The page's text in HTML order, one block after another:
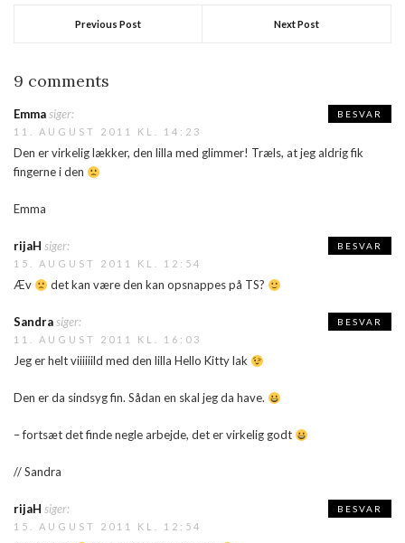
Previous Post Next Post
9 comments
Emmasiger:
11. AUGUST 2011 KL. 14:23
Den er virkelig lækker, den lilla med glimmer! Træls, at jeg aldrig fik
fingerne i den
Emma
BESVAR
rijaH siger:
15. AUGUST 2011 KL. 12:54
Æv det kan være den kan opsnappes på TS?
BESVAR
Sandrasiger:
11. AUGUST 2011 KL. 16:03
Jeg er helt viiiiiild med den lilla Hello Kitty lak
Den er da sindsyg fin. Sådan en skal jeg da have.
– fortsæt det finde negle arbejde, det er virkelig godt
// Sandra
BESVAR
rijaH siger:
15. AUGUST 2011 KL. 12:54
BESVAR